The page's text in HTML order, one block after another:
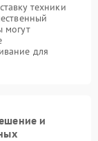
техники
могут
для
и